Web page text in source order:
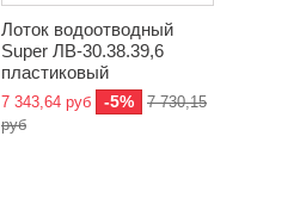
Лоток водоотводный
Super ЛВ-30.38.39,6
пластиковый
7 343,64 руб -5%
7 730,15
руб